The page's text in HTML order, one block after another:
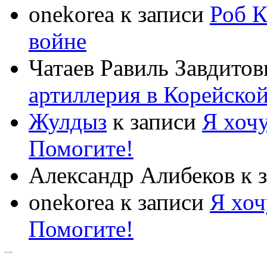
onekorea к записи Роб
войне
Чатаев Равиль
артиллерия в
Жулдыз к записи Я
Помогите!
Александр Алибеков к
onekorea к записи Я
Помогите!